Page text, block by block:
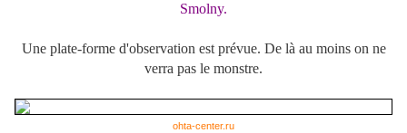
Smolny.
Une plate-forme d'observation est prévue. De là au moins on ne
verra pas le monstre.
ohta-center.ru